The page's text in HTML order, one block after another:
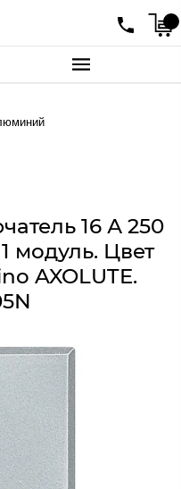
16 А 250
модуль. Цвет
AXOLUTE.